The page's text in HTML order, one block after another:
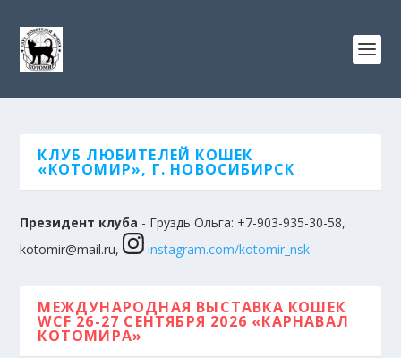
КЛУБ ЛЮБИТЕЛЕЙ КОШЕК
«КОТОМИР», Г. НОВОСИБИРСК
Президент клуба - Груздь Ольга: +7-903-935-30-58,
kotomir@mail.ru,
instagram.com/kotomir_nsk
МЕЖДУНАРОДНАЯ ВЫСТАВКА КОШЕК
WCF 26-27 СЕНТЯБРЯ 2026 «КАРНАВАЛ
КОТОМИРА»